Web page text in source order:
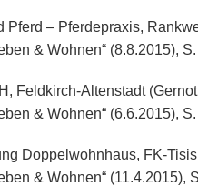
– Pferdepraxis,
& Wohnen“ (8.8.2015),
Feldkirch-Altenstadt
& Wohnen“ (6.6.2015),
Doppelwohnhaus, FK-
& Wohnen“ (11.4.2015),